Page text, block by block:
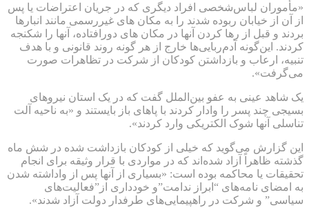
«مأموران لباس‌شخصی افراد دیگری که در جریان اعتراضات یا پس
از آن از خیابان ربوده شدند را به مکان های غیررسمی مانند انبارها
بردند و قبل از رها کردن آنها در مکان های دورافتاده، آنها را شکنجه
کردند. این‌گونه آدم‌ربایی‌ها خارج از هر گونه روند قانونی و با هدف
تنبیه، ارعاب و بازداشتن کودکان از شرکت در تظاهرات صورت
می‌گرفت».
یک شاهد عینی به عفو بین‌الملل گفت که در یک استان نیروهای
بسیجی چند پسر را وادار کردند با پاهای باز بایستند و «به ناحیه آلت
تناسلی آنها شوک الکتریکی وارد کردند».
این گزارش می‌گوید که خیلی از کودکان بازداشت شده در شش ماه
گذشته ظاهراً آزاد شده‌اند که در مواردی با قرار وثیقه برای انجام
تحقیقات یا محاکمه بوده است: «بسیاری از آنها پس از واداشته شدن
به امضای نامه‌های “ابراز ندامت”و خودداری از”فعالیت‌های
سیاسی” و شرکت در راهپیمایی‌های طرفدار دولت آزاد شدند».